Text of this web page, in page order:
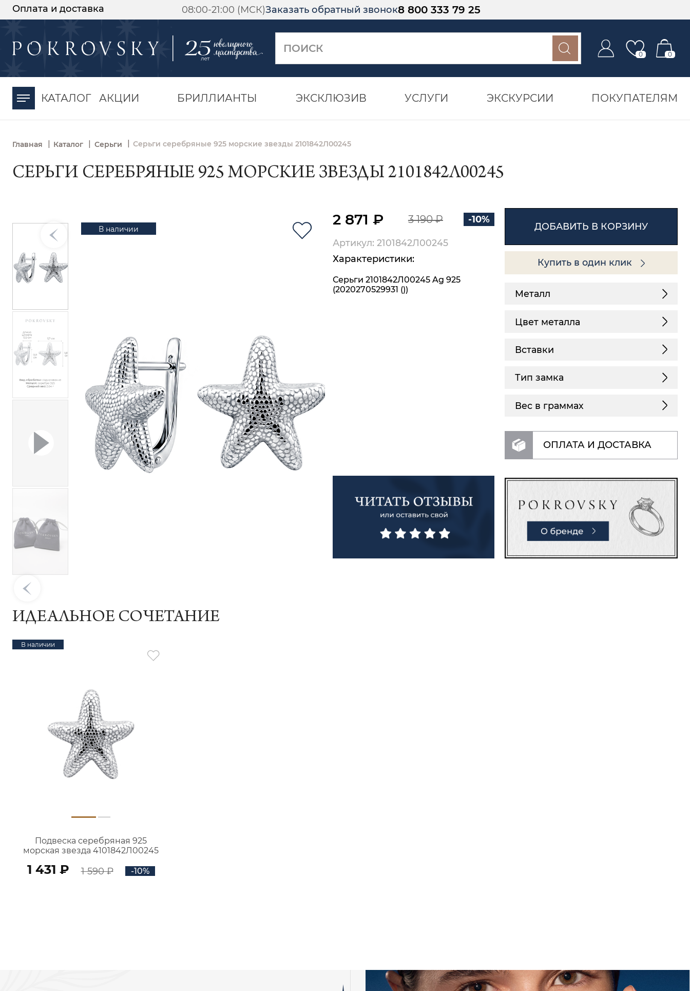
Оплата и доставка 08:00-21:00 (МСК)Заказать обратный звонок8 800 333 79 25
0 0
КАТАЛОГ АКЦИИ БРИЛЛИАНТЫ ЭКСКЛЮЗИВ УСЛУГИ ЭКСКУРСИИ ПОКУПАТЕЛЯМ
Главная | Каталог | Серьги Серьги серебряные 925 морские звезды 2101842Л00245
СЕРЬГИ СЕРЕБРЯНЫЕ 925 МОРСКИЕ ЗВЕЗДЫ 2101842Л00245
В наличии
2 871 ₽ 3 190 ₽ -10%
Артикул: 2101842Л00245
Характеристики:
Серьги 2101842Л00245 Ag 925
(2020270529931 ())
ДОБАВИТЬ В КОРЗИНУ
Купить в один клик
Металл
Цвет металла
Вставки
Тип замка
Вес в граммах
ОПЛАТА И ДОСТАВКА
ИДЕАЛЬНОЕ СОЧЕТАНИЕ
В наличии
Подвеска серебряная 925
морская звезда 4101842Л00245
1 431 ₽ 1 590 ₽ -10%
-30%
момента оплаты